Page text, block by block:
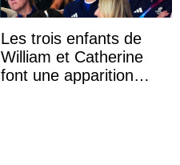
Les trois enfants de
William et Catherine
font une apparition